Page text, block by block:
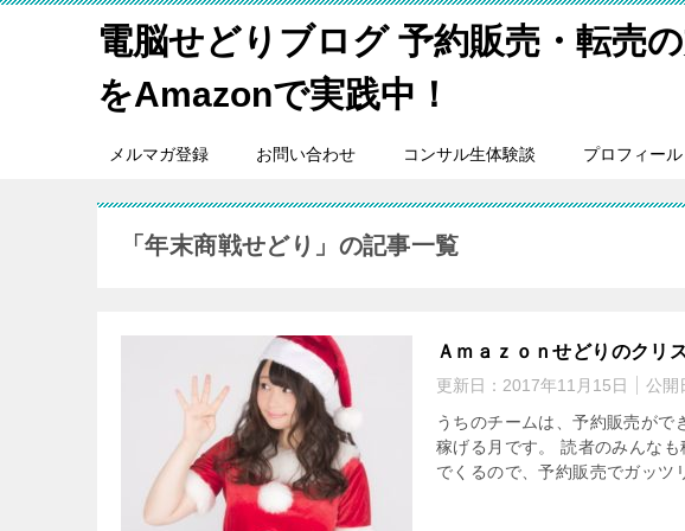
電脳せどりブログ 予約販売・転売
をAmazonで実践中！
メルマガ登録 お問い合わせ コンサル生体験談 プロフィール
「年末商戦せどり」の記事一覧
Ａｍａｚｏｎせどりのクリ
更新日： 2017年11月15日 公開
うちのチームは、予約販売がで
稼げる月です。 読者のみんな
でくるので、予約販売でガッ